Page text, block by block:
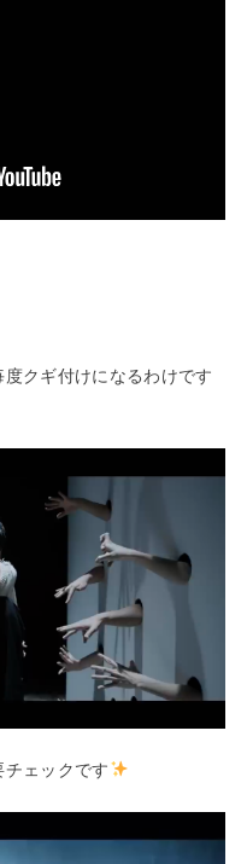
クギ付けになるわけです
ェックです